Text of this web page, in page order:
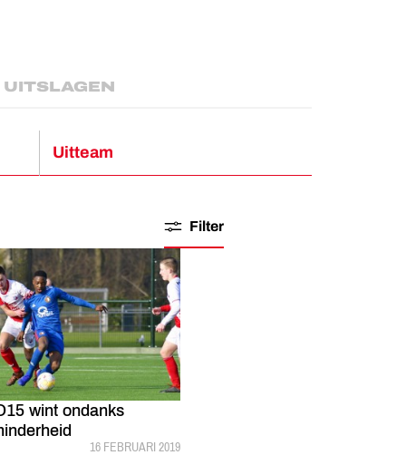
UITSLAGEN
Uitteam
Filter
wint ondanks
GEPUBLICEERD:
16 FEBRUARI 2019